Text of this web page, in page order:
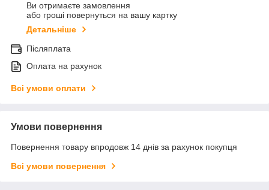
Ви отримаєте замовлення
або гроші повернуться на вашу картку
Детальніше
Післяплата
Оплата на рахунок
Всі умови оплати
Умови повернення
Повернення товару впродовж 14 днів за рахунок покупця
Всі умови повернення